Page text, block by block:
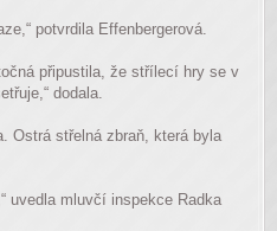
potvrdila Effenbergerová.
připustila, že střílecí hry se v
dodala.
Ostrá střelná zbraň, která byla
uvedla mluvčí inspekce Radka